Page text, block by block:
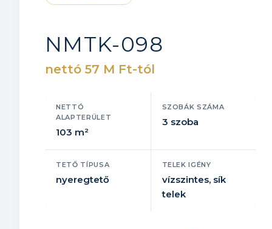
NMTK-098
nettó 57 M Ft-tól
NETTÓ
ALAPTERÜLET
103 m²
SZOBÁK SZÁMA
3 szoba
TETŐ TÍPUSA
nyeregtető
TELEK IGÉNY
vízszintes, sík
telek